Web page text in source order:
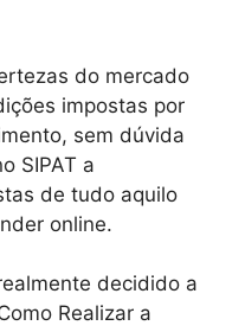
do mercado
impostas por
sem dúvida
SIPAT a
de tudo aquilo
online.
decidido a
Realizar a